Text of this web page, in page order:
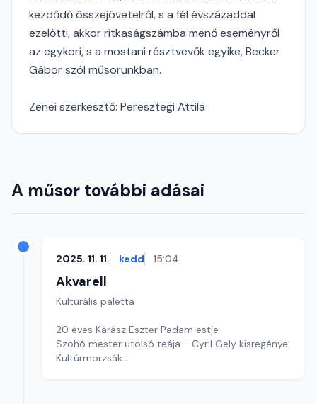
kezdődő összejövetelről, s a fél évszázaddal
ezelőtti, akkor ritkaságszámba menő eseményről
az egykori, s a mostani résztvevők egyike, Becker
Gábor szól műsorunkban.
Zenei szerkesztő: Peresztegi Attila
A műsor további adásai
2025. 11. 11. kedd 15:04
Akvarell
Kulturális paletta
20 éves Kárász Eszter Padam estje
Szohó mester utolsó teája - Cyril Gely kisregénye
Kultúrmorzsák